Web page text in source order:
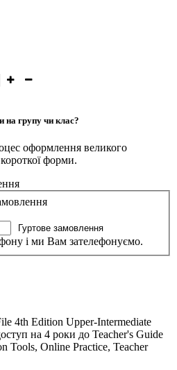
на групу чи клас?
оформлення великого
форми.
Гуртове замовлення
і ми Вам зателефонуємо.
4th Edition Upper-Intermediate
на 4 роки до Teacher's Guide
Tools, Online Practice, Teacher